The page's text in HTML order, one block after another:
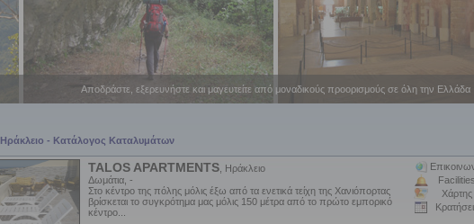
Αποδράστε, εξερευνήστε και μαγευτείτε από μοναδικούς προορισμούς σε όλη την Ελλάδα
Ηράκλειο - Κατάλογος Καταλυμάτων
TALOS APARTMENTS , Ηράκλειο
Δωμάτια, -
Στο κέντρο της πόλης μόλις έξω από τα ενετικά τείχη της Χανιόπορτας
βρίσκεται το συγκρότημα μας μόλις 150 μέτρα από το πρώτο εμπορικό
κέντρο...
Facilities
Χάρτης